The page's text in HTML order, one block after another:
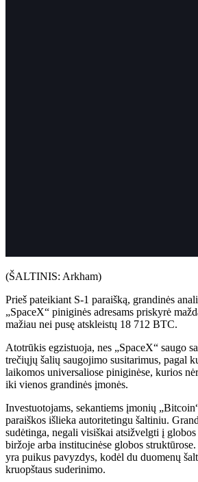
(ŠALTINIS: Arkham)
Prieš pateikiant S-1 paraišką, grandinės
„SpaceX“ piniginės adresams priskyrė
mažiau nei pusę atskleistų 18 712 BTC.
Atotrūkis egzistuoja, nes „SpaceX“ saugo
trečiųjų šalių saugojimo susitarimus, pagal
laikomos universaliose piniginėse, kurios
iki vienos grandinės įmonės.
Investuotojams, sekantiems įmonių
paraiškos išlieka autoritetingu šaltiniu.
sudėtinga, negali visiškai atsižvelgti į globos
biržoje arba institucinėse globos
yra puikus pavyzdys, kodėl du duomenų
kruopštaus suderinimo.